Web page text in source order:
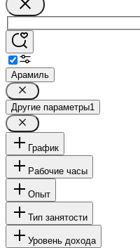
Арамиль
Другие параметры1
График
Рабочие часы
Опыт
Тип занятости
Уровень дохода